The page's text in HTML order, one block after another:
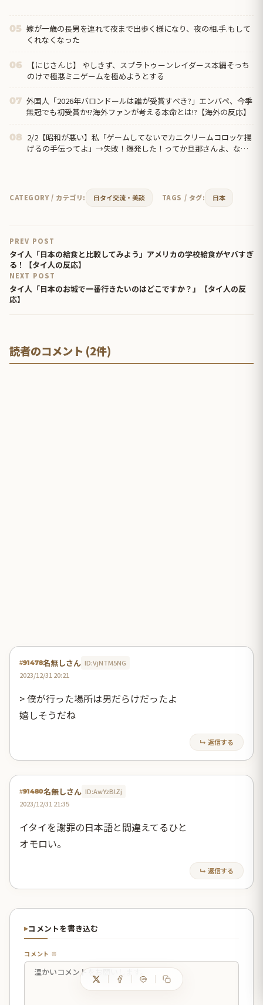
05 嫁が一歳の長男を連れて夜まで出歩く様になり、夜の相.手.もして
くれなくなった
06
【にじさんじ】 やしきず、スプラトゥーンレイダース本編そっち
のけで極悪ミニゲームを極めようとする
07 外国人「2026年バロンドールは誰が受賞すべき?」エンバペ、今季
無冠でも初受賞か!?海外ファンが考える本命とは!?【海外の反応】
08 2/2【昭和が悪い】私「ゲームしてないでカニクリームコロッケ揚
げるの手伝ってよ」→失敗！爆発した！ってか旦那さんよ、なん
CATEGORY / カテゴリ: 日タイ交流・美談 TAGS / タグ: 日本
PREV POST
タイ人「日本の給食と比較してみよう」アメリカの学校給食がヤバすぎ
る！【タイ人の反応】
NEXT POST
タイ人「日本のお城で一番行きたいのはどこですか？」【タイ人の反
応】
読者のコメント (2件)
#91478名無しさん ID:VjNTM5NG
2023/12/31 20:21
> 僕が行った場所は男だらけだったよ
嬉しそうだね
↳ 返信する
#91480名無しさん ID:AwYzBlZj
2023/12/31 21:35
イタイを謝罪の日本語と間違えてるひと
オモロい。
↳ 返信する
コメントを書き込む
コメント ※